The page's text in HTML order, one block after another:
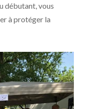
débutant, vous
à protéger la